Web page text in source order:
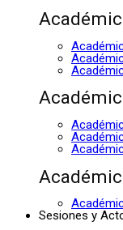
Sesiones y